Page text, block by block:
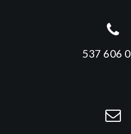
537 606